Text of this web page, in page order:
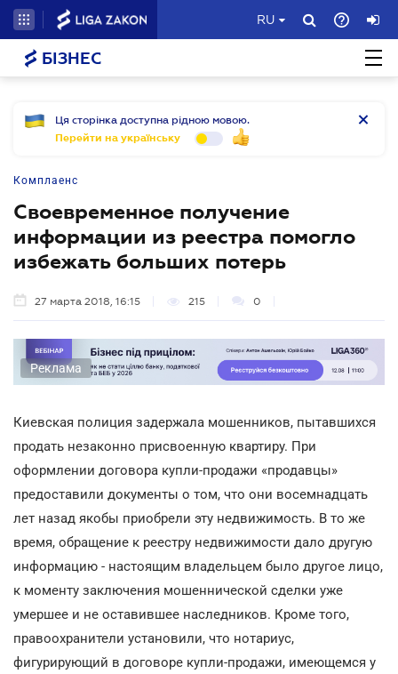
RU
БІЗНЕС
Ця сторінка доступна рідною мовою.
Перейти на українську
Комплаенс
Своевременное получение
информации из реестра помогло
избежать больших потерь
27 марта 2018, 16:15 215 0
Реклама
Киевская полиция задержала мошенников, пытавшихся
продать незаконно присвоенную квартиру. При
оформлении договора купли-продажи «продавцы»
предоставили документы о том, что они восемнадцать
лет назад якобы приобрели эту недвижимость. В то же
время, обращение к реестру недвижимости дало другую
информацию - настоящим владельцем было другое лицо,
к моменту заключения мошеннической сделки уже
умершее и не оставившее наследников. Кроме того,
правоохранители установили, что нотариус,
фигурирующий в договоре купли-продажи, имеющемся у